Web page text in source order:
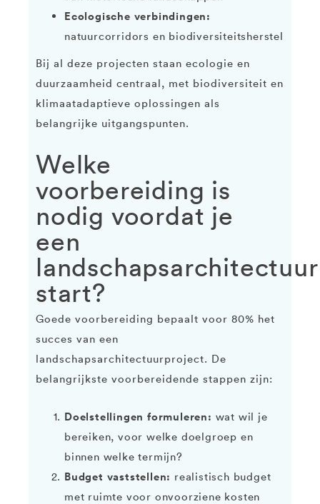
Ecologische verbindingen:
natuurcorridors en biodiversiteitsherstel
Bij al deze projecten staan ecologie en
duurzaamheid centraal, met biodiversiteit en
klimaatadaptieve oplossingen als
belangrijke uitgangspunten.
Welke
voorbereiding is
nodig voordat je
een
start?
Goede voorbereiding bepaalt voor 80% het
succes van een
landschapsarchitectuurproject. De
belangrijkste voorbereidende stappen zijn:
Doelstellingen formuleren: wat wil je
bereiken, voor welke doelgroep en
binnen welke termijn?
Budget vaststellen: realistisch budget
met ruimte voor onvoorziene kosten